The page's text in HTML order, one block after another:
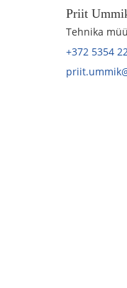
Priit
Tehnika
+372 5354